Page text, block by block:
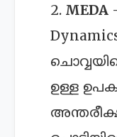
2. MEDA
ഉള്ള